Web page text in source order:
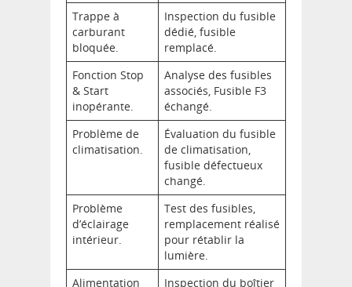
Trappe à
carburant
bloquée.
Inspection du fusible
dédié, fusible
remplacé.
Fonction Stop
& Start
inopérante.
Analyse des fusibles
associés, Fusible F3
échangé.
Problème de
climatisation.
Évaluation du fusible
de climatisation,
fusible défectueux
changé.
Problème
d’éclairage
intérieur.
Test des fusibles,
remplacement réalisé
pour rétablir la
lumière.
Alimentation
Inspection du boîtier